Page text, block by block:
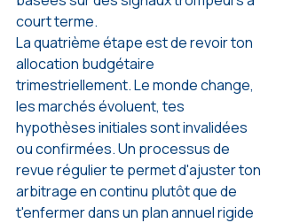
court terme.
La quatrième étape est de revoir ton
allocation budgétaire
trimestriellement. Le monde change,
les marchés évoluent, tes
hypothèses initiales sont invalidées
ou confirmées. Un processus de
revue régulier te permet d'ajuster ton
arbitrage en continu plutôt que de
t'enfermer dans un plan annuel rigide